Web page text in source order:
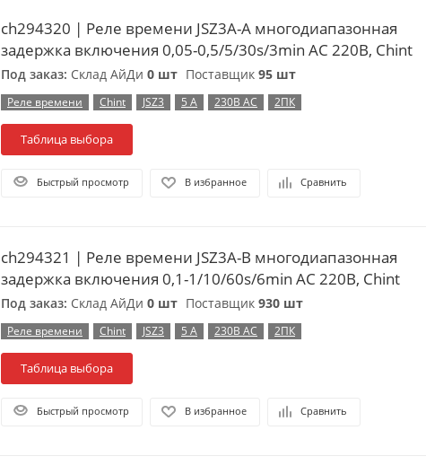
ch294320 | Реле времени JSZ3A-A многодиапазонная
задержка включения 0,05-0,5/5/30s/3min AC 220В, Chint
Под заказ: Склад АйДи 0 шт Поставщик 95 шт
Реле времени Chint JSZ3 5 А 230В АС 2ПК
Таблица выбора
Быстрый просмотр В избранное Сравнить
ch294321 | Реле времени JSZ3A-B многодиапазонная
задержка включения 0,1-1/10/60s/6min AC 220В, Chint
Под заказ: Склад АйДи 0 шт Поставщик 930 шт
Реле времени Chint JSZ3 5 А 230В АС 2ПК
Таблица выбора
Быстрый просмотр В избранное Сравнить